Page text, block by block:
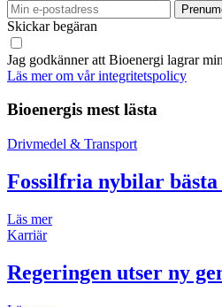
Skickar begäran
Jag godkänner att Bioenergi lagrar
Läs mer om vår integritetspolicy
Bioenergis mest lästa
Drivmedel & Transport
Fossilfria nybilar
Läs mer
Karriär
Regeringen utser ny